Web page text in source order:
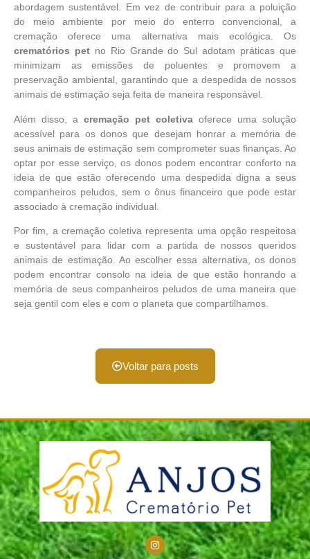
abordagem sustentável. Em vez de contribuir para a poluição
do meio ambiente por meio do enterro convencional, a
cremação oferece uma alternativa mais ecológica. Os
crematórios petno Rio Grande do Sul adotam práticas que
minimizam as emissões de poluentes e promovem a
preservação ambiental, garantindo que a despedida de nossos
animais de estimação seja feita de maneira responsável.
Além disso, a cremação pet coletiva oferece uma solução
acessível para os donos que desejam honrar a memória de
seus animais de estimação sem comprometer suas finanças. Ao
optar por esse serviço, os donos podem encontrar conforto na
ideia de que estão oferecendo uma despedida digna a seus
companheiros peludos, sem o ônus financeiro que pode estar
associado à cremação individual.
Por fim, a cremação coletiva representa uma opção respeitosa
e sustentável para lidar com a partida de nossos queridos
animais de estimação. Ao escolher essa alternativa, os donos
podem encontrar consolo na ideia de que estão honrando a
memória de seus companheiros peludos de uma maneira que
seja gentil com eles e com o planeta que compartilhamos.
Voltar para posts